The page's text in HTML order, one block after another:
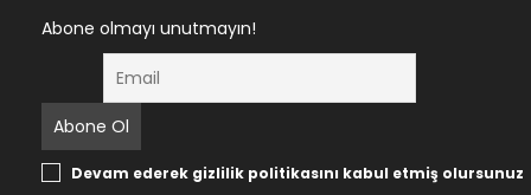
Abone olmayı unutmayın!
Devam ederek gizlilik politikasını kabul etmiş olursunuz